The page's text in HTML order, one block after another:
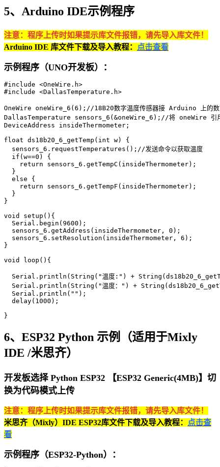
5、Arduino IDE示例程序
注意：程序上传时如果提示库文件报错，请先导入库文件！
Arduino IDE 库文件下载及导入教程： 点击查看
示例程序（UNO开发板）：
#include <OneWire.h>
#include <DallasTemperature.h>
OneWire oneWire_6(6);//18B20数字温度传感器接 Arduino 上的数
DallasTemperature sensors_6(&oneWire_6);//将 oneWire 引
DeviceAddress insideThermometer;
float ds18b20_6_getTemp(int w) {
  sensors_6.requestTemperatures();//发送命令以获取温度
  if(w==0) {
    return sensors_6.getTempC(insideThermometer);
  }
  else {
    return sensors_6.getTempF(insideThermometer);
  }
}
void setup(){
  Serial.begin(9600);
  sensors_6.getAddress(insideThermometer, 0);
  sensors_6.setResolution(insideThermometer, 6);
}
void loop(){
Serial.println(String("温度:") +
Serial.println(String("温度：") +
  Serial.println("");
  delay(1000);
}
6、ESP32 Python 示例（适用于Mixly
IDE /米思齐）
开发板选择 Python ESP32 【ESP32 Generic(4MB)】切
换为代码模式上传
注意：程序上传时如果提示库文件报错，请先导入库文件！
米思齐（Mixly）IDE ESP32库文件下载及导入教程：
点击查
看
示例程序（ESP32-Python）：